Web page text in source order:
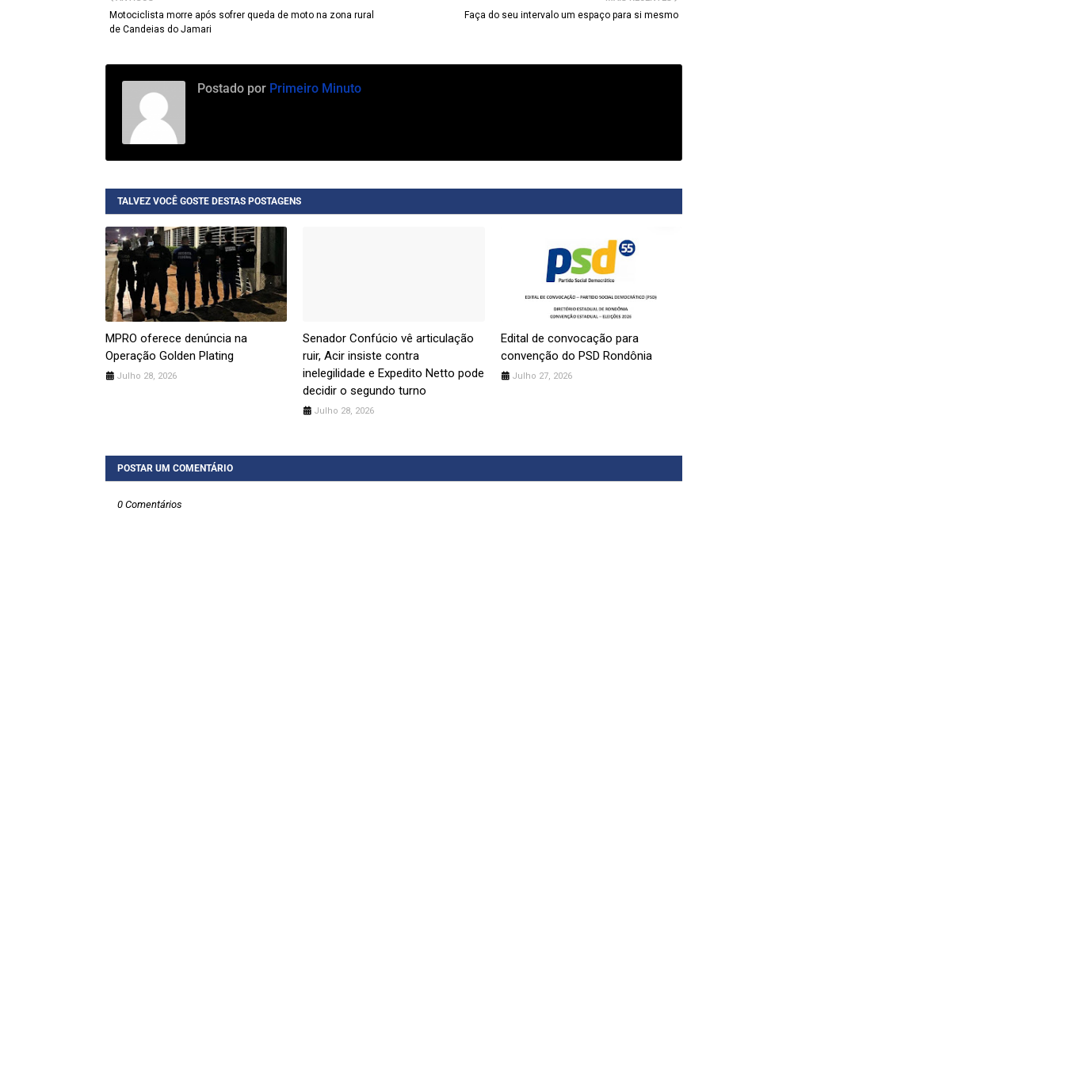
Faça do seu intervalo um espaço para si mesmo
Motociclista morre após sofrer queda de moto na zona rural
de Candeias do Jamari
Postado por Primeiro Minuto
TALVEZ VOCÊ GOSTE DESTAS POSTAGENS
MPRO oferece denúncia na
Operação Golden Plating
Julho 28, 2026
Senador Confúcio vê articulação
ruir, Acir insiste contra
inelegilidade e Expedito Netto pode
decidir o segundo turno
Julho 28, 2026
Edital de convocação para
convenção do PSD Rondônia
Julho 27, 2026
POSTAR UM COMENTÁRIO
0 Comentários